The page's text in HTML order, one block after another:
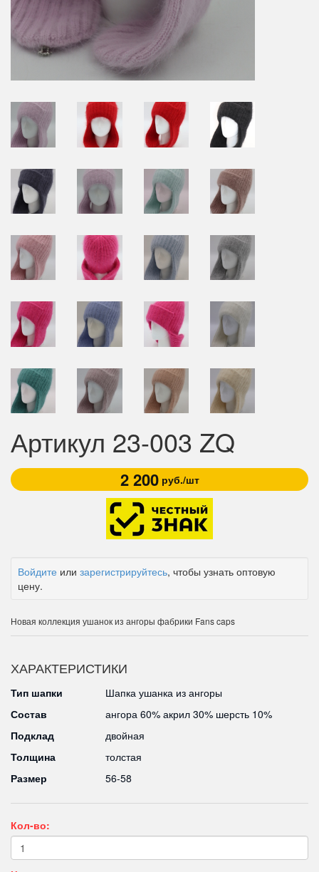
Артикул 23-003 ZQ
2 200руб./шт
Войдите или зарегистрируйтесь, чтобы узнать оптовую
цену.
Новая коллекция ушанок из ангоры фабрики Fans caps
ХАРАКТЕРИСТИКИ
Тип шапки
Шапка ушанка из ангоры
Состав
ангора 60% акрил 30% шерсть 10%
Подклад
двойная
Толщина
толстая
Размер
56-58
Кол-во: